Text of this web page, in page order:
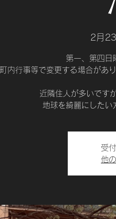
2月
第一、第四日
町内行事等で変更する場合があ
近隣住人が多いです
地球を綺麗にしたい
受
他